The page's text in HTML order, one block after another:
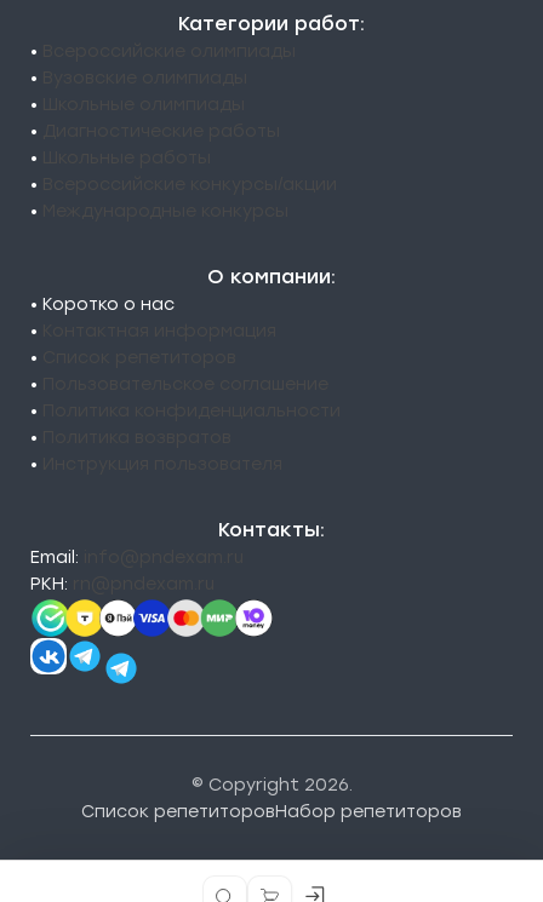
Категории работ:
•
•
•
•
•
•
•
О компании:
• Коротко о нас
•
•
•
•
•
•
Контакты:
Email:
РКН:
© Copyright 2026.
Список репетиторовНабор репетиторов